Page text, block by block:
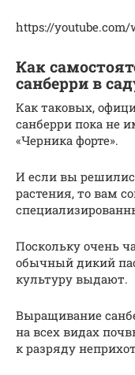
https://youtube.com/
Как
санберри в
Как таковых,
санберри пока не
«Черника форте».
И если вы
растения, то вам
Поскольку очень
обычный дикий
культуру выдают.
Выращивание
на всех видах
к разряду